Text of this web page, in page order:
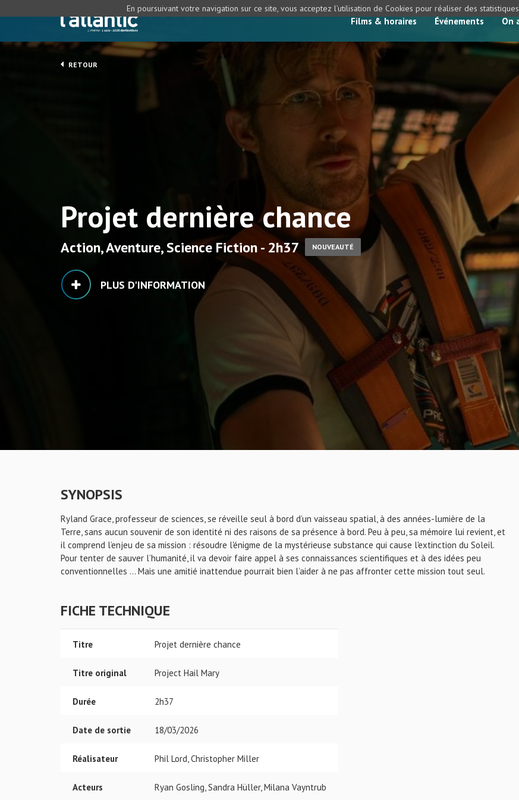
Films & horaires Événements On
RETOUR
Projet dernière chance
Action, Aventure, Science Fiction - 2h37 NOUVEAUTÉ
PLUS D'INFORMATION
SYNOPSIS
Ryland Grace, professeur de sciences, se réveille seul à bord d’un vaisseau spatial, à des années-lumière de la
Terre, sans aucun souvenir de son identité ni des raisons de sa présence à bord. Peu à peu, sa mémoire lui revient, et
il comprend l’enjeu de sa mission : résoudre l'énigme de la mystérieuse substance qui cause l'extinction du Soleil.
Pour tenter de sauver l’humanité, il va devoir faire appel à ses connaissances scientifiques et à des idées peu
conventionnelles … Mais une amitié inattendue pourrait bien l’aider à ne pas affronter cette mission tout seul.
FICHE TECHNIQUE
Titre Projet dernière chance
Titre original Project Hail Mary
Durée 2h37
Date de sortie 18/03/2026
Réalisateur Phil Lord, Christopher Miller
Acteurs Ryan Gosling, Sandra Hüller, Milana Vayntrub
En poursuivant votre navigation sur ce site, vous acceptez l’utilisation de Cookies pour réaliser des